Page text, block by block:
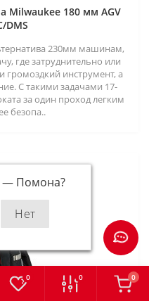
— Помона?
0 0 0
180 мм AGV
DMS
230мм машинам,
где затруднительно или
инструмент, а
С такими задачами 17-
за один проход легким
безопа..